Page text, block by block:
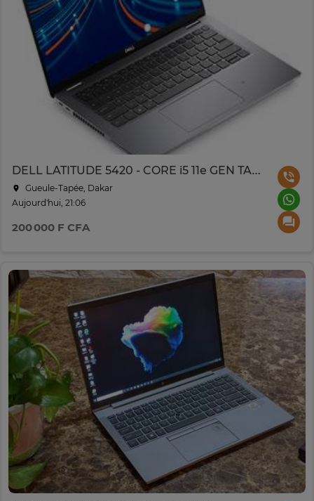
DELL LATITUDE 5420 - CORE i5 11e GEN TACTIL
Gueule-Tapée, Dakar
Aujourd'hui, 21:06
200 000 F CFA